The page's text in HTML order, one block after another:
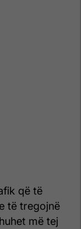
që të
të tregojnë
më tej